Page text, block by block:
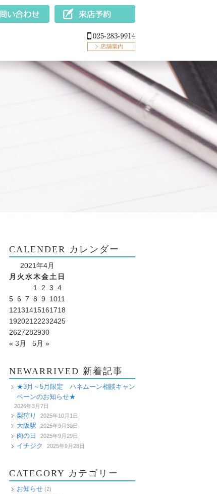
CALENDER カレンダー
2021年4月
月 火水木金土 日
1
2 3 4
5 6 7 8 9 1011
12131415161718
192021 22232425
2627282930
« 3月
5月 »
NEWARRIVED 新着記事
★3月～5月限定 ハネムーン相談キャン
ペーンのお知らせ★
2026年3月7日
梨狩り 2025年10月1日
大阪駅 2025年9月30日
肉の日 2025年9月29日
イチジク 2025年9月28日
CATEGORY カテゴリー
お知らせ (2)